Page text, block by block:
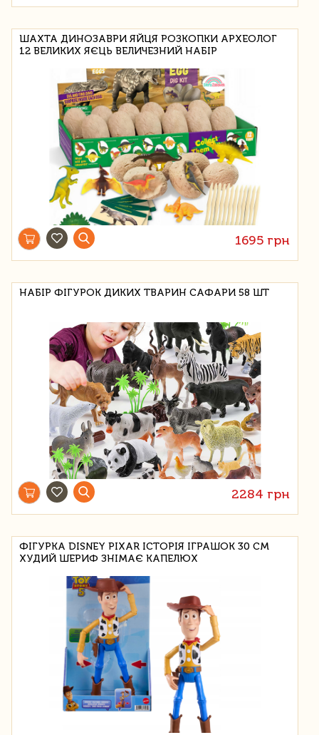
ШАХТА ДИНОЗАВРИ ЯЙЦЯ РОЗКОПКИ АРХЕОЛОГ
12 ВЕЛИКИХ ЯЄЦЬ ВЕЛИЧЕЗНИЙ НАБІР
1695 грн
НАБІР ФІГУРОК ДИКИХ ТВАРИН САФАРИ 58 ШТ
2284 грн
ФІГУРКА DISNEY PIXAR ІСТОРІЯ ІГРАШОК 30 СМ
ХУДИЙ ШЕРИФ ЗНІМАЄ КАПЕЛЮХ